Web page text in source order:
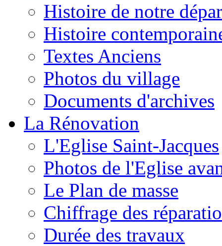
Histoire de notre
Histoire
Textes Anciens
Photos du village
Documents d'archives
La Rénovation
L'Eglise Saint-Jacques
Photos de l'Eglise
Le Plan de masse
Chiffrage des
Durée des travaux